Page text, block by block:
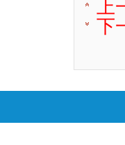
上
下